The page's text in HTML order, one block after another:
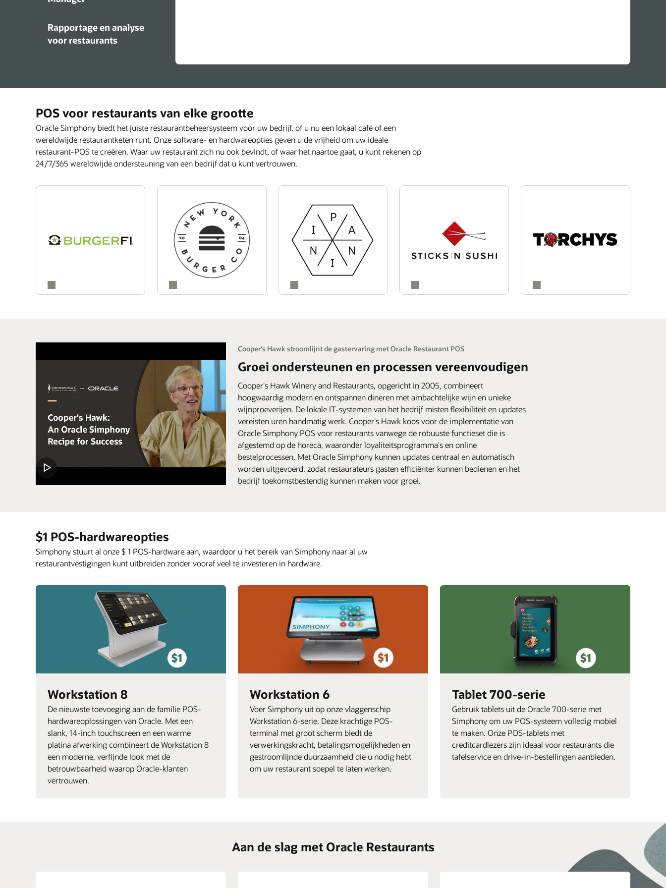
Rapportage en analyse
voor restaurants
POS voor restaurants van elke grootte
Oracle Simphony biedt het juiste restaurantbeheersysteem voor uw bedrijf, of u nu een lokaal café of een
wereldwijde restaurantketen runt. Onze software- en hardwareopties geven u de vrijheid om uw ideale
restaurant-POS te creëren. Waar uw restaurant zich nu ook bevindt, of waar het naartoe gaat, u kunt rekenen op
24/7/365 wereldwijde ondersteuning van een bedrijf dat u kunt vertrouwen.
Cooper's Hawk stroomlijnt de gastervaring met Oracle Restaurant POS
Groei ondersteunen en processen vereenvoudigen
Cooper's Hawk Winery and Restaurants, opgericht in 2005, combineert
hoogwaardig modern en ontspannen dineren met ambachtelijke wijn en unieke
wijnproeverijen. De lokale IT-systemen van het bedrijf misten flexibiliteit en updates
vereisten uren handmatig werk. Cooper's Hawk koos voor de implementatie van
Oracle Simphony POS voor restaurants vanwege de robuuste functieset die is
afgestemd op de horeca, waaronder loyaliteitsprogramma's en online
bestelprocessen. Met Oracle Simphony kunnen updates centraal en automatisch
worden uitgevoerd, zodat restaurateurs gasten efficiënter kunnen bedienen en het
bedrijf toekomstbestendig kunnen maken voor groei.
$1 POS-hardwareopties
Simphony stuurt al onze $ 1 POS-hardware aan, waardoor u het bereik van Simphony naar al uw
restaurantvestigingen kunt uitbreiden zonder vooraf veel te investeren in hardware.
Workstation 8
De nieuwste toevoeging aan de familie POS-
hardwareoplossingen van Oracle. Met een
slank, 14-inch touchscreen en een warme
platina afwerking combineert de Workstation 8
een moderne, verfijnde look met de
betrouwbaarheid waarop Oracle-klanten
vertrouwen.
Workstation 6
Voer Simphony uit op onze vlaggenschip
Workstation 6-serie. Deze krachtige POS-
terminal met groot scherm biedt de
verwerkingskracht, betalingsmogelijkheden en
gestroomlijnde duurzaamheid die u nodig hebt
om uw restaurant soepel te laten werken.
Tablet 700-serie
Gebruik tablets uit de Oracle 700-serie met
Simphony om uw POS-systeem volledig mobiel
te maken. Onze POS-tablets met
creditcardlezers zijn ideaal voor restaurants die
tafelservice en drive-in-bestellingen aanbieden.
Aan de slag met Oracle Restaurants